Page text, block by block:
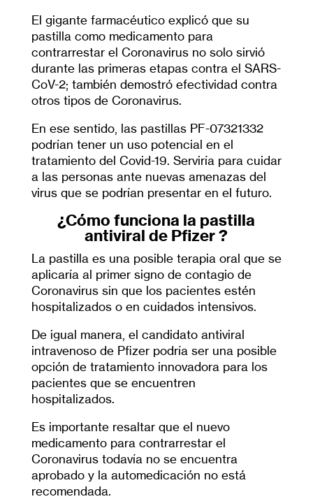
El gigante farmacéutico explicó que su
pastilla como medicamento para
contrarrestar el Coronavirus no solo sirvió
durante las primeras etapas contra el SARS-
CoV-2; también demostró efectividad contra
otros tipos de Coronavirus.
En ese sentido, las pastillas PF-07321332
podrían tener un uso potencial en el
tratamiento del Covid-19. Serviría para cuidar
a las personas ante nuevas amenazas del
virus que se podrían presentar en el futuro.
¿Cómo funciona la pastilla
antiviral de Pfizer ?
La pastilla es una posible terapia oral que se
aplicaría al primer signo de contagio de
Coronavirus sin que los pacientes estén
hospitalizados o en cuidados intensivos.
De igual manera, el candidato antiviral
intravenoso de Pfizer podría ser una posible
opción de tratamiento innovadora para los
pacientes que se encuentren
hospitalizados.
Es importante resaltar que el nuevo
medicamento para contrarrestar el
Coronavirus todavía no se encuentra
aprobado y la automedicación no está
recomendada.